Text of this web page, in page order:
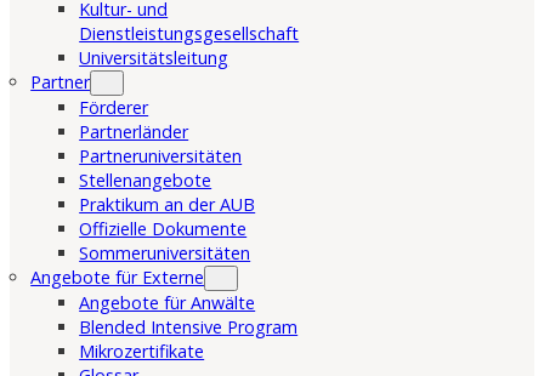
Kultur- und
Dienstleistungsgesellschaft
Universitätsleitung
Partner
Förderer
Partnerländer
Partneruniversitäten
Stellenangebote
Praktikum an der AUB
Offizielle Dokumente
Sommeruniversitäten
Angebote für Externe
Angebote für Anwälte
Blended Intensive Program
Mikrozertifikate